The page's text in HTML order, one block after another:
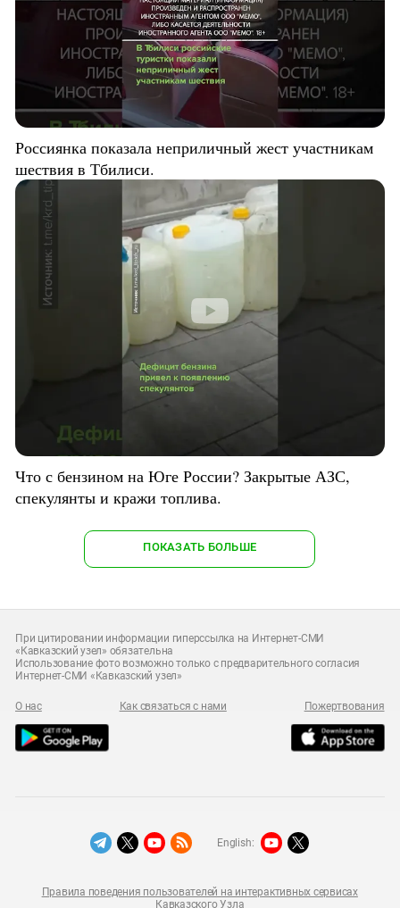
Россиянка показала неприличный жест участникам
шествия в Тбилиси.
Что с бензином на Юге России? Закрытые АЗС,
спекулянты и кражи топлива.
ПОКАЗАТЬ БОЛЬШЕ
При цитировании информации гиперссылка на Интернет-СМИ
«Кавказский узел» обязательна
Использование фото возможно только с предварительного согласия
Интернет-СМИ «Кавказский узел»
О нас Как связаться с нами Пожертвования
Правила поведения пользователей на интерактивных сервисах
Кавказского Узла
English: